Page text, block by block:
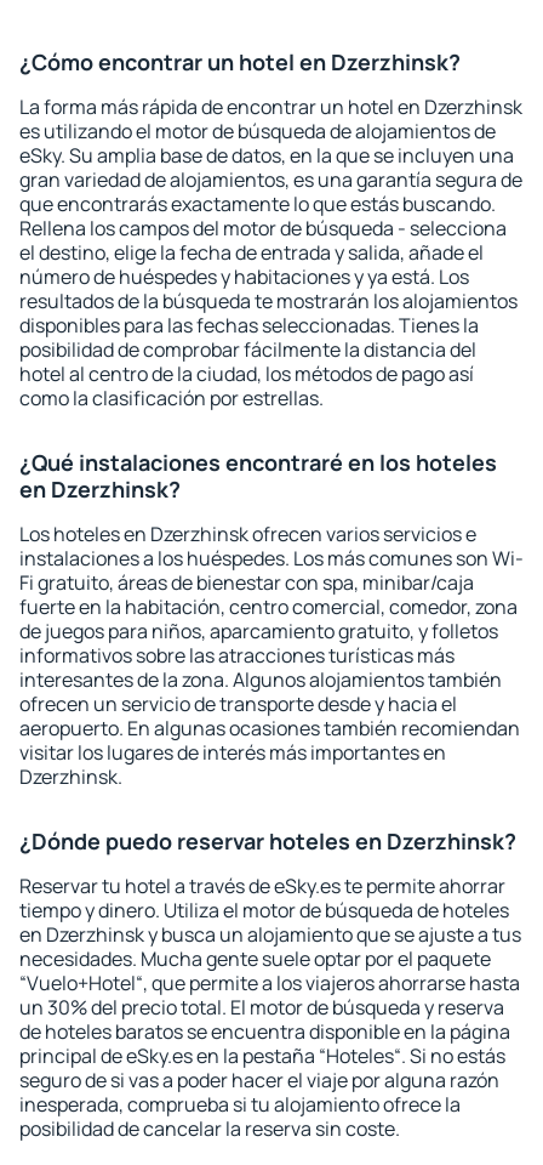
¿Cómo encontrar un hotel en Dzerzhinsk?
La forma más rápida de encontrar un hotel en Dzerzhinsk
es utilizando el motor de búsqueda de alojamientos de
eSky. Su amplia base de datos, en la que se incluyen una
gran variedad de alojamientos, es una garantía segura de
que encontrarás exactamente lo que estás buscando.
Rellena los campos del motor de búsqueda - selecciona
el destino, elige la fecha de entrada y salida, añade el
número de huéspedes y habitaciones y ya está. Los
resultados de la búsqueda te mostrarán los alojamientos
disponibles para las fechas seleccionadas. Tienes la
posibilidad de comprobar fácilmente la distancia del
hotel al centro de la ciudad, los métodos de pago así
como la clasificación por estrellas.
¿Qué instalaciones encontraré en los hoteles
en Dzerzhinsk?
Los hoteles en Dzerzhinsk ofrecen varios servicios e
instalaciones a los huéspedes. Los más comunes son Wi-
Fi gratuito, áreas de bienestar con spa, minibar/caja
fuerte en la habitación, centro comercial, comedor, zona
de juegos para niños, aparcamiento gratuito, y folletos
informativos sobre las atracciones turísticas más
interesantes de la zona. Algunos alojamientos también
ofrecen un servicio de transporte desde y hacia el
aeropuerto. En algunas ocasiones también recomiendan
visitar los lugares de interés más importantes en
Dzerzhinsk.
¿Dónde puedo reservar hoteles en Dzerzhinsk?
Reservar tu hotel a través de eSky.es te permite ahorrar
tiempo y dinero. Utiliza el motor de búsqueda de hoteles
en Dzerzhinsk y busca un alojamiento que se ajuste a tus
necesidades. Mucha gente suele optar por el paquete
“Vuelo+Hotel“, que permite a los viajeros ahorrarse hasta
un 30% del precio total. El motor de búsqueda y reserva
de hoteles baratos se encuentra disponible en la página
principal de eSky.es en la pestaña “Hoteles“. Si no estás
seguro de si vas a poder hacer el viaje por alguna razón
inesperada, comprueba si tu alojamiento ofrece la
posibilidad de cancelar la reserva sin coste.